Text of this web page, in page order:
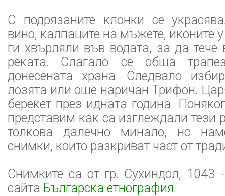
С подрязаните клонки се
вино, калпаците на мъжете, иконите
ги хвърляли във водата, за да тече
реката. Слагало се обща
донесената храна. Следвало
лозята или още наричан Трифон.
берекет през идната година.
представим как са изглеждали тези
толкова далечно минало, но
снимки, които разкриват част от
Снимките са от гр. Сухиндол, 1043
сайта Българска етнография: